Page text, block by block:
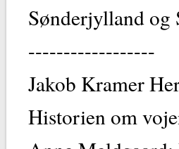
Sønderjylland og
------------------
Jakob Kramer
Historien om